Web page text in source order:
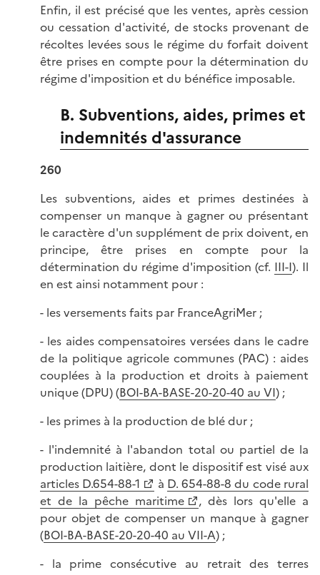
Enfin, il est précisé que les ventes, après cession
ou cessation d'activité, de stocks provenant de
récoltes levées sous le régime du forfait doivent
être prises en compte pour la détermination du
régime d'imposition et du bénéfice imposable.
B. Subventions, aides, primes et
indemnités d'assurance
260
Les subventions, aides et primes destinées à
compenser un manque à gagner ou présentant
le caractère d'un supplément de prix doivent, en
principe, être prises en compte pour la
détermination du régime d'imposition (cf. III-I). Il
en est ainsi notamment pour :
- les versements faits par FranceAgriMer ;
- les aides compensatoires versées dans le cadre
de la politique agricole communes (PAC) : aides
couplées à la production et droits à paiement
unique (DPU) (BOI-BA-BASE-20-20-40 au VI) ;
- les primes à la production de blé dur ;
- l'indemnité à l'abandon total ou partiel de la
production laitière, dont le dispositif est visé aux
articles D.654-88-1
à D. 654-88-8 du code rural
et de la pêche maritime
, dès lors qu'elle a
pour objet de compenser un manque à gagner
(BOI-BA-BASE-20-20-40 au VII-A) ;
- la prime consécutive au retrait des terres